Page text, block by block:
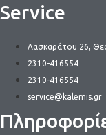
Service
Λασκαράτου 26,
2310-416554
2310-416554
service@kalemis.gr